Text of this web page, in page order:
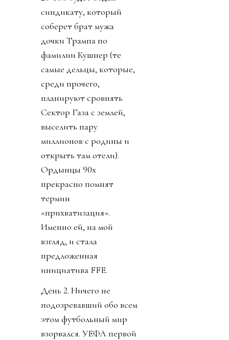
синдикату, который
соберет брат мужа
дочки Трампа по
фамилии Кушнер (те
самые дельцы, которые,
среди прочего,
планируют сровнять
Сектор Газа с землей,
выселить пару
миллионов с родины и
открыть там отели).
Ордынцы 90х
прекрасно помнят
термин
«прихватизация».
Именно ей, на мой
взгляд, и стала
предложенная
инициатива FFE.
День 2. Ничего не
подозревавший обо всем
этом футбольный мир
взорвался. УЕФА первой